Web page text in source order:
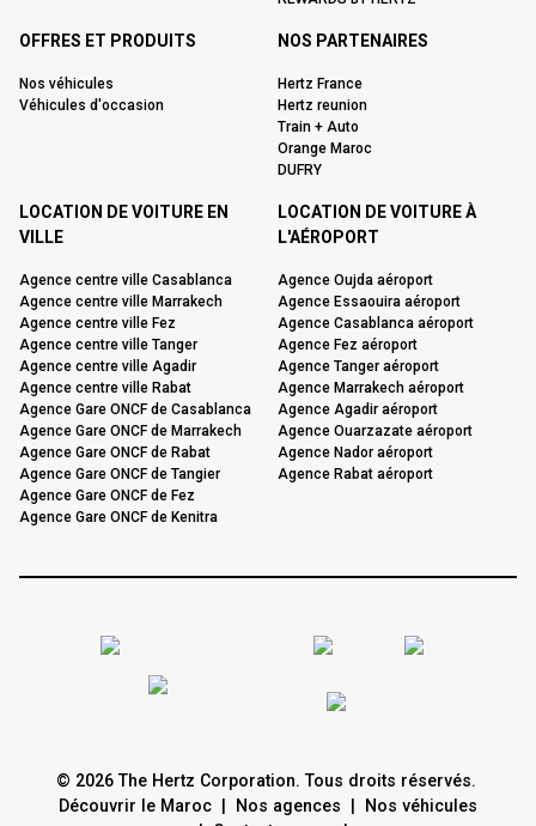
OFFRES ET PRODUITS
Nos véhicules
Véhicules d'occasion
NOS PARTENAIRES
Hertz France
Hertz reunion
Train + Auto
Orange Maroc
DUFRY
LOCATION DE VOITURE EN
VILLE
Agence centre ville Casablanca
Agence centre ville Marrakech
Agence centre ville Fez
Agence centre ville Tanger
Agence centre ville Agadir
Agence centre ville Rabat
Agence Gare ONCF de Casablanca
Agence Gare ONCF de Marrakech
Agence Gare ONCF de Rabat
Agence Gare ONCF de Tangier
Agence Gare ONCF de Fez
Agence Gare ONCF de Kenitra
LOCATION DE VOITURE À
L'AÉROPORT
Agence Oujda aéroport
Agence Essaouira aéroport
Agence Casablanca aéroport
Agence Fez aéroport
Agence Tanger aéroport
Agence Marrakech aéroport
Agence Agadir aéroport
Agence Ouarzazate aéroport
Agence Nador aéroport
Agence Rabat aéroport
© 2026 The Hertz Corporation. Tous droits réservés.
Découvrir le Maroc
Nos agences
Nos véhicules